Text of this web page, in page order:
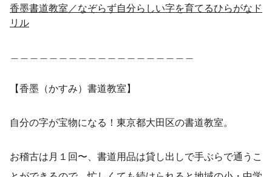
香墨書道教室／なぞらず自分らしい字を育てるひらがなド
リル
【香墨（かすみ）書道教室】
自分の字が宝物になる！東京都大田区の書道教室。
お稽古は月１回〜、書道用品は貸し出しで手ぶらで通うこ